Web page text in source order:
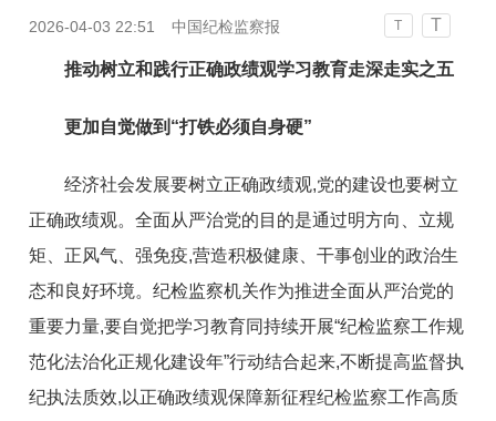
2026-04-03 22:51 中国纪检监察报 T T
推动树立和践行正确政绩观学习教育走深走实之五
更加自觉做到“打铁必须自身硬”
经济社会发展要树立正确政绩观,党的建设也要树立
正确政绩观。全面从严治党的目的是通过明方向、立规
矩、正风气、强免疫,营造积极健康、干事创业的政治生
态和良好环境。纪检监察机关作为推进全面从严治党的
重要力量,要自觉把学习教育同持续开展“纪检监察工作规
范化法治化正规化建设年”行动结合起来,不断提高监督执
纪执法质效,以正确政绩观保障新征程纪检监察工作高质